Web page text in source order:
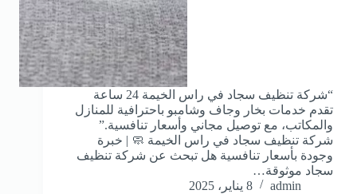
“شركة تنظيف سجاد في راس الخيمة 24 ساعة
تقدم خدمات بخار وجاف وشامبو باحترافية للمنازل
والمكاتب، مع توصيل مجاني وأسعار تنافسية.”
شركة تنظيف سجاد في راس الخيمة 🧼 | خبرة
وجودة بأسعار تنافسية هل تبحث عن شركة تنظيف
سجاد موثوقة…
admin
8 يناير، 2025